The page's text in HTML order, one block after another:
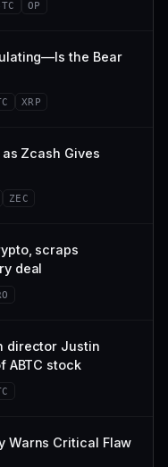
%
$
%
OP
the Bear
XRP
Zcash Gives
ZEC
scraps
deal
director Justin
ABTC stock
Warns Critical Flaw